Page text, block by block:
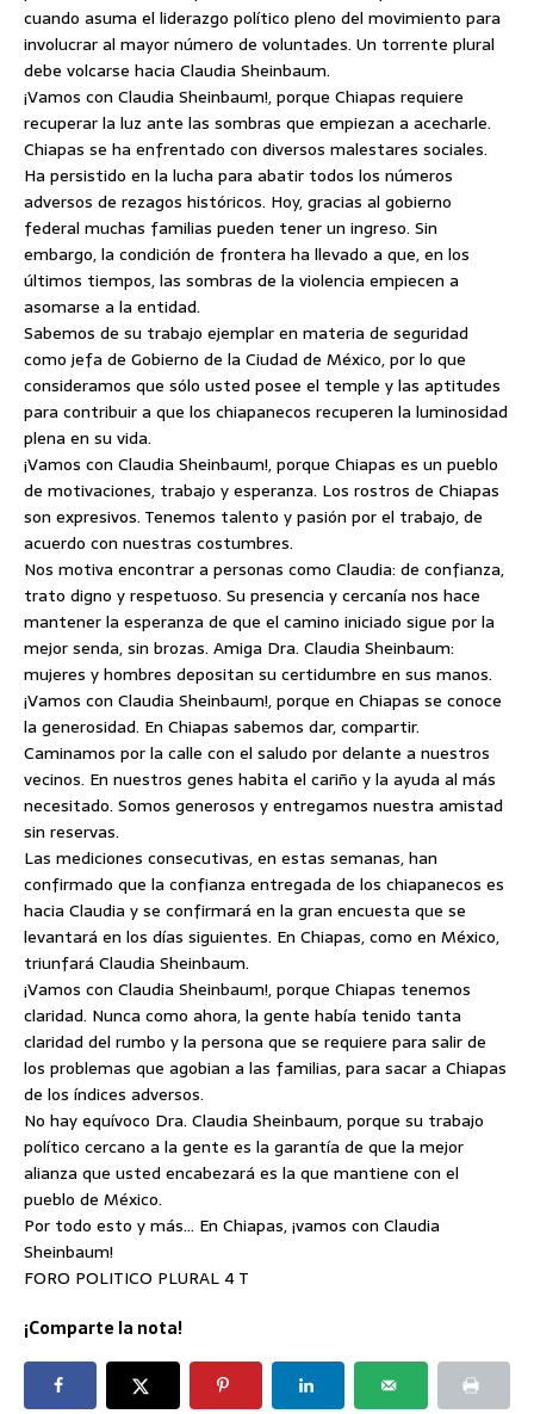
cuando asuma el liderazgo político pleno del movimiento para
involucrar al mayor número de voluntades. Un torrente plural
debe volcarse hacia Claudia Sheinbaum.
¡Vamos con Claudia Sheinbaum!, porque Chiapas requiere
recuperar la luz ante las sombras que empiezan a acecharle.
Chiapas se ha enfrentado con diversos malestares sociales.
Ha persistido en la lucha para abatir todos los números
adversos de rezagos históricos. Hoy, gracias al gobierno
federal muchas familias pueden tener un ingreso. Sin
embargo, la condición de frontera ha llevado a que, en los
últimos tiempos, las sombras de la violencia empiecen a
asomarse a la entidad.
Sabemos de su trabajo ejemplar en materia de seguridad
como jefa de Gobierno de la Ciudad de México, por lo que
consideramos que sólo usted posee el temple y las aptitudes
para contribuir a que los chiapanecos recuperen la luminosidad
plena en su vida.
¡Vamos con Claudia Sheinbaum!, porque Chiapas es un pueblo
de motivaciones, trabajo y esperanza. Los rostros de Chiapas
son expresivos. Tenemos talento y pasión por el trabajo, de
acuerdo con nuestras costumbres.
Nos motiva encontrar a personas como Claudia: de confianza,
trato digno y respetuoso. Su presencia y cercanía nos hace
mantener la esperanza de que el camino iniciado sigue por la
mejor senda, sin brozas. Amiga Dra. Claudia Sheinbaum:
mujeres y hombres depositan su certidumbre en sus manos.
¡Vamos con Claudia Sheinbaum!, porque en Chiapas se conoce
la generosidad. En Chiapas sabemos dar, compartir.
Caminamos por la calle con el saludo por delante a nuestros
vecinos. En nuestros genes habita el cariño y la ayuda al más
necesitado. Somos generosos y entregamos nuestra amistad
sin reservas.
Las mediciones consecutivas, en estas semanas, han
confirmado que la confianza entregada de los chiapanecos es
hacia Claudia y se confirmará en la gran encuesta que se
levantará en los días siguientes. En Chiapas, como en México,
triunfará Claudia Sheinbaum.
¡Vamos con Claudia Sheinbaum!, porque Chiapas tenemos
claridad. Nunca como ahora, la gente había tenido tanta
claridad del rumbo y la persona que se requiere para salir de
los problemas que agobian a las familias, para sacar a Chiapas
de los índices adversos.
No hay equívoco Dra. Claudia Sheinbaum, porque su trabajo
político cercano a la gente es la garantía de que la mejor
alianza que usted encabezará es la que mantiene con el
pueblo de México.
Por todo esto y más… En Chiapas, ¡vamos con Claudia
Sheinbaum!
FORO POLITICO PLURAL 4 T
¡Comparte la nota!